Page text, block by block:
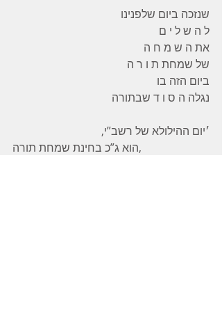
שנזכה ביום שלפנינו
ל ה ש ל י ם
את ה ש מ ח ה
של שמחת ת ו ר ה
ביום הזה בו
נגלה ה ס ו ד שבתורה
׳יום ההילולא של רשב”י,
‎הוא ג”כ בחינת שמחת תורה,